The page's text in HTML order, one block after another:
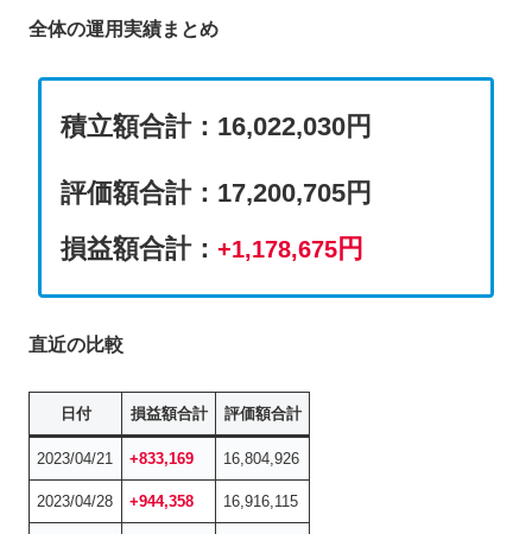
全体の運用実績まとめ
積立額合計：16,022,030円
評価額合計： 17,200,705円
損益額合計： +1,178,675円
直近の比較
日付 損益額合計 評価額合計
2023/04/21 +833,169 16,804,926
2023/04/28 +944,358 16,916,115